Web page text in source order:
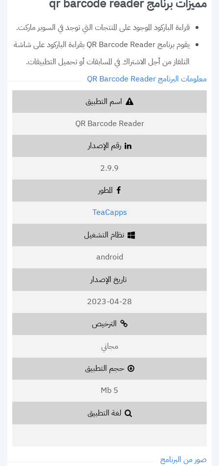
مميزات برنامج qr barcode reader
قراءة الباركود الموجود على المنتجات التي توجد في السوبر ماركت.
يقوم برنامج QR Barcode Reader بقراءة الباركود على شاشة
التلفاز من أجل الاشتراك في المسابقات أو تحميل التطبيقات.
معلومات البرنامج QR Barcode Reader
اسم التطبيق
QR Barcode Reader
رقم الإصدار
2.9.9
المطور
TeaCapps
نظام التشغيل
android
تاريخ الإصدار
2023-04-28
الترخيص
مجاني
حجم التطبيق
5 Mb
لغة التطبيق
صور من البرنامج